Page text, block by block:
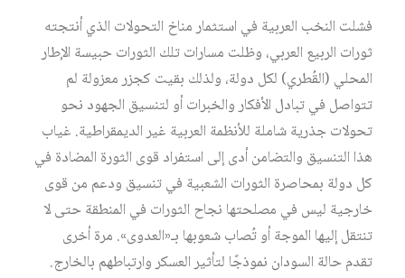
فشلت النخب العربية في استثمار مناخ التحولات الذي أنتجته
ثورات الربيع العربي، وظلت مسارات تلك الثورات حبيسة الإطار
المحلي (القُطري) لكل دولة، ولذلك بقيت كجزر معزولة لم
تتواصل في تبادل الأفكار والخبرات أو لتنسيق الجهود نحو
تحولات جذرية شاملة للأنظمة العربية غير الديمقراطية. غياب
هذا التنسيق والتضامن أدى إلى استفراد قوى الثورة المضادة في
كل دولة بمحاصرة الثورات الشعبية في تنسيق ودعم من قوى
خارجية ليس في مصلحتها نجاح الثورات في المنطقة حتى لا
تنتقل إليها الموجة أو تُصاب شعوبها بـ«العدوى». مرة أخرى
تقدم حالة السودان نموذجًا لتأثير العسكر وارتباطهم بالخارج.